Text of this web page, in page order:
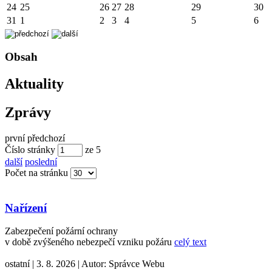
24 25 26 27 28 29
30
31 1 2 3 4 5 6
Obsah
Aktuality
Zprávy
první předchozí
Číslo stránky
ze 5
další poslední
Počet na stránku
Nařízení
Zabezpečení požární ochrany
v době zvýšeného nebezpečí vzniku požáru celý text
ostatní | 3. 8. 2026 | Autor: Správce Webu